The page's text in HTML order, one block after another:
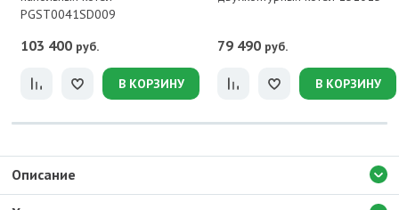
PGST0041SD009
103 400 руб.
В КОРЗИНУ
79 490 руб.
В КОРЗИНУ
Описание